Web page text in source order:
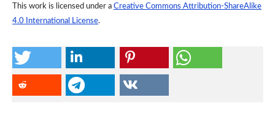
This work is licensed under a Creative Commons Attribution-ShareAlike
4.0 International License.